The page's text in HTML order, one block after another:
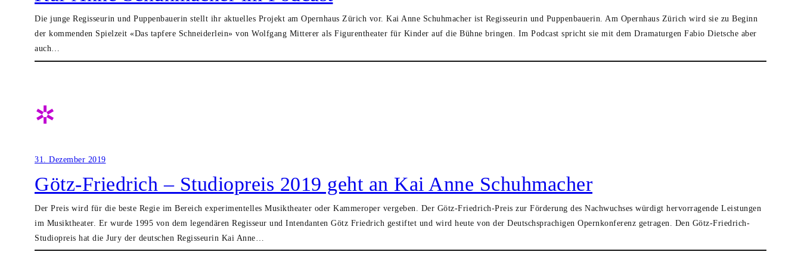
Die junge Regisseurin und Puppenbauerin stellt ihr aktuelles Projekt am Opernhaus Zürich vor. Kai Anne Schuhmacher ist Regisseurin und Puppenbauerin. Am Opernhaus Zürich wird sie zu Beginn
der kommenden Spielzeit «Das tapfere Schneiderlein» von Wolfgang Mitterer als Figurentheater für Kinder auf die Bühne bringen. Im Podcast spricht sie mit dem Dramaturgen Fabio Dietsche aber
auch…
✲
31. Dezember 2019
Götz-Friedrich – Studiopreis 2019 geht an Kai Anne Schuhmacher
Der Preis wird für die beste Regie im Bereich experimentelles Musiktheater oder Kammeroper vergeben. Der Götz-Friedrich-Preis zur Förderung des Nachwuchses würdigt hervorragende Leistungen
im Musiktheater. Er wurde 1995 von dem legendären Regisseur und Intendanten Götz Friedrich gestiftet und wird heute von der Deutschsprachigen Opernkonferenz getragen. Den Götz-Friedrich-
Studiopreis hat die Jury der deutschen Regisseurin Kai Anne…